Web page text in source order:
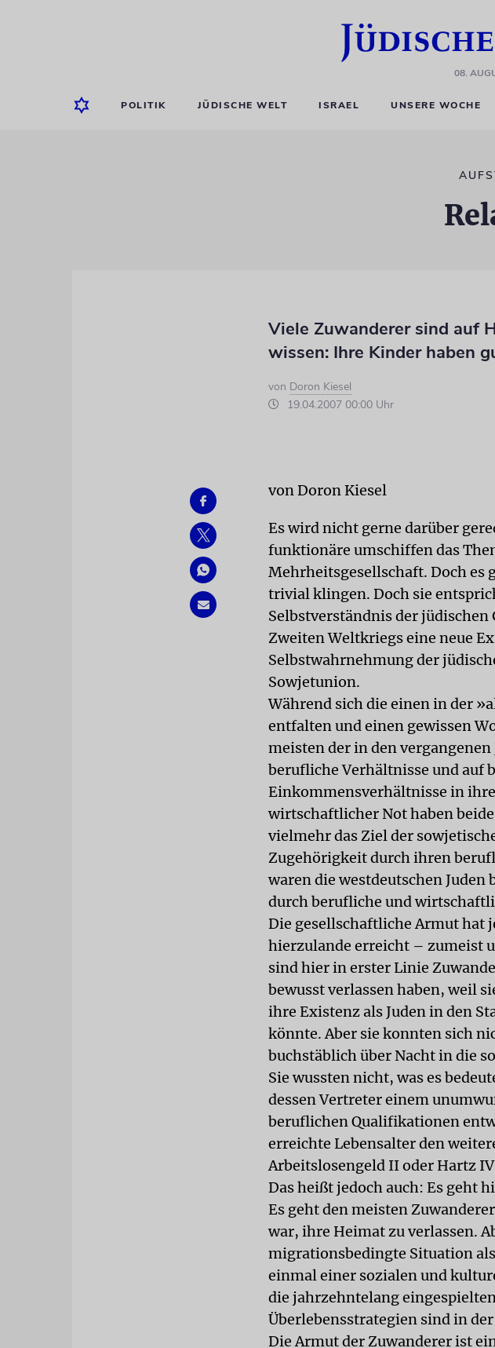
08.
POLITIK JÜDISCHE WELT ISRAEL UNSERE WOCHE
Viele Zuwanderer sind auf
wissen: Ihre Kinder haben
von Doron Kiesel
19.04.2007 00:00 Uhr
von Doron Kiesel
Es wird nicht gerne darüber
funktionäre umschiffen das
Mehrheitsgesellschaft. Doch es
trivial klingen. Doch sie
Selbstverständnis der jüdischen
Zweiten Weltkriegs eine neue
Selbstwahrnehmung der
Sowjetunion.
Während sich die einen in der
entfalten und einen gewissen
meisten der in den
berufliche Verhältnisse und auf
Einkommensverhältnisse in
wirtschaftlicher Not haben
vielmehr das Ziel der
Zugehörigkeit durch ihren
waren die westdeutschen
durch berufliche und
Die gesellschaftliche Armut hat
hierzulande erreicht – zumeist
sind hier in erster Linie
bewusst verlassen haben, weil
ihre Existenz als Juden in den
könnte. Aber sie konnten sich
buchstäblich über Nacht in die
Sie wussten nicht, was es
dessen Vertreter einem
beruflichen Qualifikationen
erreichte Lebensalter den
Arbeitslosengeld II oder Hartz
Das heißt jedoch auch: Es geht
Es geht den meisten
war, ihre Heimat zu verlassen.
migrationsbedingte Situation
einmal einer sozialen und
die jahrzehntelang
Überlebensstrategien sind in
Die Armut der Zuwanderer ist